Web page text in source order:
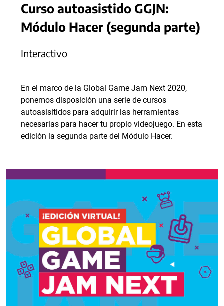
Curso autoasistido GGJN:
Módulo Hacer (segunda parte)
Interactivo
En el marco de la Global Game Jam Next 2020,
ponemos disposición una serie de cursos
autoasisitidos para adquirir las herramientas
necesarias para hacer tu propio videojuego. En esta
edición la segunda parte del Módulo Hacer.